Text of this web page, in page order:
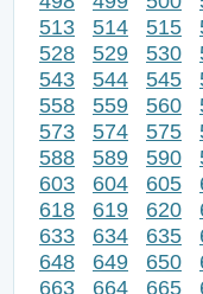
513
514 515
528
529 530
543
544 545
558
559 560
573
574 575
588
589 590
603
604 605
618
619 620
633
634 635
648
649 650
663
664 665